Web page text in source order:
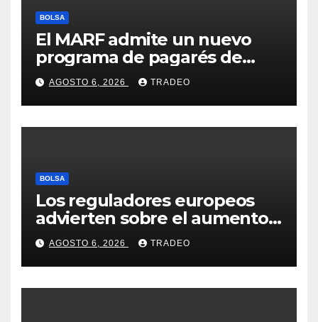
BOLSA
El MARF admite un nuevo
programa de pagarés de
Seresco por 20 millones de
euros
AGOSTO 6, 2026 TRADEO
BOLSA
Los reguladores europeos
advierten sobre el aumento
del fraude con criptos tras la
llegada de MiCA
AGOSTO 6, 2026 TRADEO